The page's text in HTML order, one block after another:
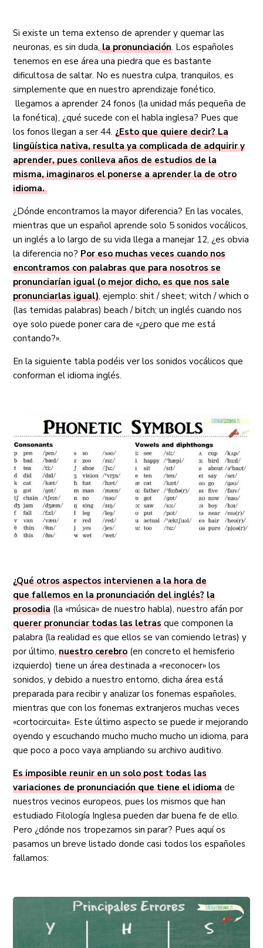
Si existe un tema extenso de aprender y quemar las
neuronas, es sin duda,la pronunciación. Los españoles
tenemos en ese área una piedra que es bastante
dificultosa de saltar. No es nuestra culpa, tranquilos, es
simplemente que en nuestro aprendizaje fonético,
llegamos a aprender 24 fonos (la unidad más pequeña de
la fonética), ¿qué sucede con el habla inglesa? Pues que
los fonos llegan a ser 44.¿Esto que quiere decir? La
lingüística nativa, resulta ya complicada de adquirir y
aprender, pues conlleva años de estudios de la
misma, imaginaros el ponerse a aprender la de otro
idioma.
¿Dónde encontramos la mayor diferencia? En las vocales,
mientras que un español aprende solo 5 sonidos vocálicos,
un inglés a lo largo de su vida llega a manejar 12, ¿es obvia
la diferencia no?Por eso muchas veces cuando nos
encontramos con palabras que para nosotros se
pronunciarían igual (o mejor dicho, es que nos sale
pronunciarlas igual), ejemplo: shit / sheet; witch / which o
(las temidas palabras) beach / bitch; un inglés cuando nos
oye solo puede poner cara de «¿pero que me está
contando?».
En la siguiente tabla podéis ver los sonidos vocálicos que
conforman el idioma inglés.
¿Qué otros aspectos intervienen a la hora de
que fallemos en la pronunciación del inglés? la
prosodia (la «música» de nuestro habla), nuestro afán por
querer pronunciar todas las letras que componen la
palabra (la realidad es que ellos se van comiendo letras) y
por último,nuestro cerebro (en concreto el hemisferio
izquierdo) tiene un área destinada a «reconocer» los
sonidos, y debido a nuestro entorno, dicha área está
preparada para recibir y analizar los fonemas españoles,
mientras que con los fonemas extranjeros muchas veces
«cortocircuita». Este último aspecto se puede ir mejorando
oyendo y escuchando mucho mucho mucho un idioma, para
que poco a poco vaya ampliando su archivo auditivo.
Es imposible reunir en un solo post todas las
variaciones de pronunciación que tiene el idioma de
nuestros vecinos europeos, pues los mismos que han
estudiado Filología Inglesa pueden dar buena fe de ello.
Pero ¿dónde nos tropezamos sin parar? Pues aquí os
pasamos un breve listado donde casi todos los españoles
fallamos: